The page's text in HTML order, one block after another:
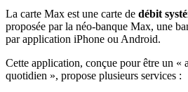
La carte Max est une carte de débit
proposée par la néo-banque Max, une
par application iPhone ou Android.
Cette application, conçue pour être un «
quotidien », propose plusieurs services :